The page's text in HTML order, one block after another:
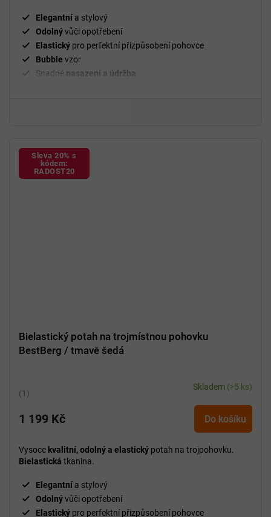
Elegantní a stylový
Odolnývůči opotřebení
Elastický pro perfektní přizpůsobení pohovce
Bubble vzor
Snadné nasazení a údržba
Sleva 20% s
kódem:
RADOST20
Bielastický potah na trojmístnou pohovku
BestBerg / tmavě šedá
Průměrné
produktu
5,0
z
hvězdiček.
Skladem (>5 ks)
1 199 Kč Do košíku
Vysoce kvalitní, odolný a elastický potah na trojpohovku.
Bielastická tkanina.
Elegantní a stylový
Odolnývůči opotřebení
Elastický pro perfektní přizpůsobení pohovce